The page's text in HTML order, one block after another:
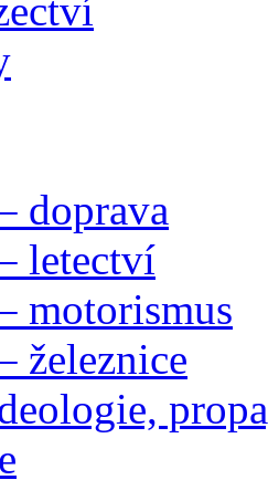
doprava
letectví
motorismus
železnice